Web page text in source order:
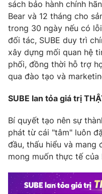
sách bảo hành chính
Bear và 12 tháng cho
trong 30 ngày nếu có
đối tác, SUBE duy trì
xây dựng mối quan hệ
phối, đồng thời hỗ trợ
qua đào tạo và
SUBE lan tỏa giá trị
Bí quyết tạo nên sự
phát từ cái "tâm" luôn
đầu, thấu hiểu và mang
mong muốn thực tế của